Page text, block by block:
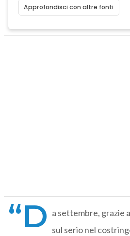
Approfondisci con altre fonti
“D a settembre, grazie
sul serio nel